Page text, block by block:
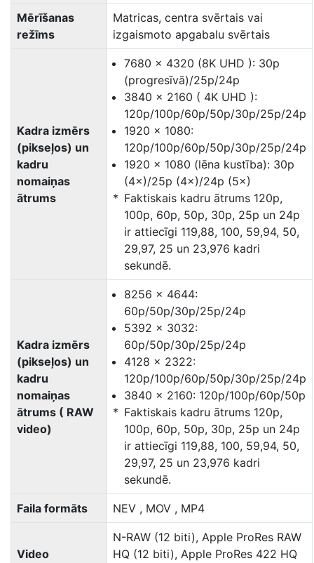
Mērīšanas
režīms
Matricas, centra svērtais vai
izgaismoto apgabalu svērtais
Kadra izmērs
(pikseļos) un
kadru
nomaiņas
ātrums
7680 × 4320 (8K UHD ): 30p
(progresīvā)/25p/24p
3840 × 2160 ( 4K UHD ):
120p/100p/60p/50p/30p/25p/24p
1920 × 1080:
120p/100p/60p/50p/30p/25p/24p
1920 × 1080 (lēna kustība): 30p
(4×)/25p (4×)/24p (5×)
Faktiskais kadru ātrums 120p,
100p, 60p, 50p, 30p, 25p un 24p
ir attiecīgi 119,88, 100, 59,94, 50,
29,97, 25 un 23,976 kadri
sekundē.
Kadra izmērs
(pikseļos) un
kadru
nomaiņas
ātrums ( RAW
video)
8256 × 4644:
60p/50p/30p/25p/24p
5392 × 3032:
60p/50p/30p/25p/24p
4128 × 2322:
120p/100p/60p/50p/30p/25p/24p
3840 × 2160: 120p/100p/60p/50p
Faktiskais kadru ātrums 120p,
100p, 60p, 50p, 30p, 25p un 24p
ir attiecīgi 119,88, 100, 59,94, 50,
29,97, 25 un 23,976 kadri
sekundē.
Faila formāts NEV , MOV , MP4
Video
N-RAW (12 biti), Apple ProRes RAW
HQ (12 biti), Apple ProRes 422 HQ